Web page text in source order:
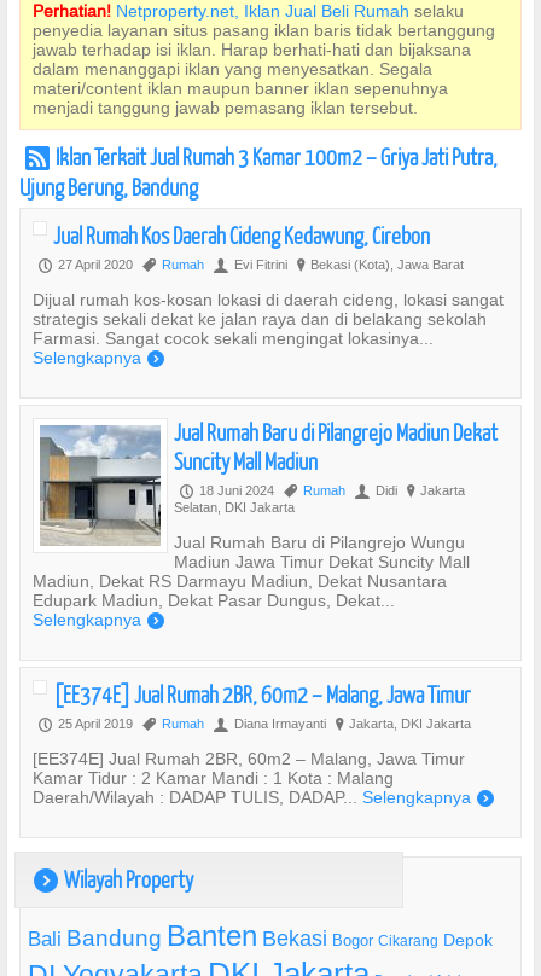
Perhatian! Netproperty.net, Iklan Jual Beli Rumah selaku
penyedia layanan situs pasang iklan baris tidak bertanggung
jawab terhadap isi iklan. Harap berhati-hati dan bijaksana
dalam menanggapi iklan yang menyesatkan. Segala
materi/content iklan maupun banner iklan sepenuhnya
menjadi tanggung jawab pemasang iklan tersebut.
r Iklan Terkait Jual Rumah 3 Kamar 100m2 – Griya Jati Putra,
Ujung Berung, Bandung
Jual Rumah Kos Daerah Cideng Kedawung, Cirebon
P 27 April 2020 , Rumah U Evi Fitrini ? Bekasi (Kota), Jawa Barat
Dijual rumah kos-kosan lokasi di daerah cideng, lokasi sangat
strategis sekali dekat ke jalan raya dan di belakang sekolah
Farmasi. Sangat cocok sekali mengingat lokasinya...
Selengkapnya )
Jual Rumah Baru di Pilangrejo Madiun Dekat
Suncity Mall Madiun
P 18 Juni 2024 , Rumah U Didi ? Jakarta
Selatan, DKI Jakarta
Jual Rumah Baru di Pilangrejo Wungu
Madiun Jawa Timur Dekat Suncity Mall
Madiun, Dekat RS Darmayu Madiun, Dekat Nusantara
Edupark Madiun, Dekat Pasar Dungus, Dekat...
Selengkapnya )
[EE374E] Jual Rumah 2BR, 60m2 – Malang, Jawa Timur
P 25 April 2019 , Rumah U Diana Irmayanti ? Jakarta, DKI Jakarta
[EE374E] Jual Rumah 2BR, 60m2 – Malang, Jawa Timur
Kamar Tidur : 2 Kamar Mandi : 1 Kota : Malang
Daerah/Wilayah : DADAP TULIS, DADAP... Selengkapnya )
) Wilayah Property
Bali Bandung Banten Bekasi Bogor Cikarang Depok